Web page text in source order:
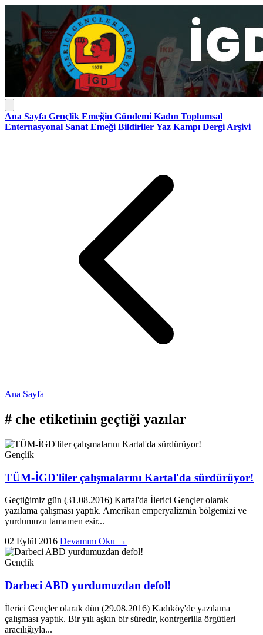
Ana Sayfa Gençlik Emeğin Gündemi Kadın Toplumsal
Enternasyonal Sanat Emeği Bildiriler Yaz Kampı Dergi Arşivi
Ana Sayfa
# che etiketinin geçtiği yazılar
Gençlik
TÜM-İGD'liler çalışmalarını Kartal'da sürdürüyor!
Geçtiğimiz gün (31.08.2016) Kartal'da İlerici Gençler olarak
yazılama çalışması yaptık. Amerikan emperyalizmin bölgemizi ve
yurdumuzu tamamen esir...
02 Eylül 2016 Devamını Oku →
Gençlik
Darbeci ABD yurdumuzdan defol!
İlerici Gençler olarak dün (29.08.2016) Kadıköy'de yazılama
çalışması yaptık. Bir yılı aşkın bir süredir, kontrgerilla örgütleri
aracılığıyla...